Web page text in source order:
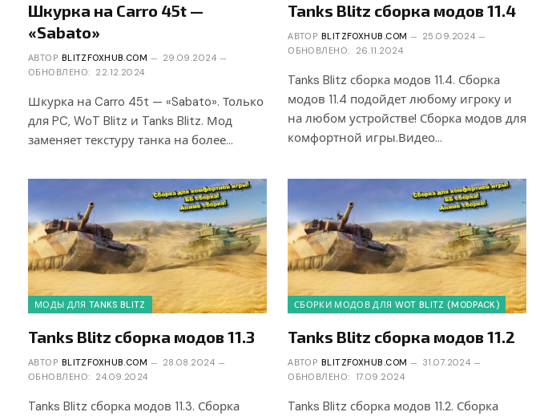
Шкурка на Carro 45t —
«Sabato»
АВТОР BLITZFOXHUB.COM
29.09.2024
ОБНОВЛЕНО: 22.12.2024
Шкурка на Carro 45t — «Sabato». Только
для PC, WoT Blitz и Tanks Blitz. Мод
заменяет текстуру танка на более…
Tanks Blitz сборка модов 11.4
АВТОР BLITZFOXHUB.COM
25.09.2024
ОБНОВЛЕНО:
26.11.2024
Tanks Blitz сборка модов 11.4. Сборка
модов 11.4 подойдет любому игроку и
на любом устройстве! Сборка модов для
комфортной игры.Видео…
МОДЫ ДЛЯ TANKS BLITZ
Tanks Blitz сборка модов 11.3
АВТОР BLITZFOXHUB.COM
28.08.2024
ОБНОВЛЕНО: 24.09.2024
Tanks Blitz сборка модов 11.3. Сборка
СБОРКИ МОДОВ ДЛЯ WOT BLITZ (MODPACK)
Tanks Blitz сборка модов 11.2
АВТОР BLITZFOXHUB.COM
31.07.2024
ОБНОВЛЕНО:
17.09.2024
Tanks Blitz сборка модов 11.2. Сборка